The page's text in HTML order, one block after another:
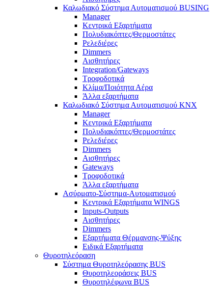
Καλωδιακό Σύστημα Αυτοματισμού BUSING
Manager
Κεντρικά Εξαρτήματα
Πολυδιακόπτες/Θερμοστάτες
Ρελεδιέρες
Dimmers
Αισθητήρες
Integration/Gateways
Τροφοδοτικά
Κλίμα/Ποιότητα Αέρα
Άλλα εξαρτήματα
Καλωδιακό Σύστημα Αυτοματισμού KNX
Manager
Κεντρικά Εξαρτήματα
Πολυδιακόπτες/Θερμοστάτες
Ρελεδιέρες
Dimmers
Αισθητήρες
Gateways
Τροφοδοτικά
Άλλα εξαρτήματα
Ασύρματο-Σύστημα-Αυτοματισμού
Κεντρικά Εξαρτήματα WINGS
Inputs-Outputs
Αισθητήρες
Dimmers
Εξαρτήματα Θέρμανσης-Ψύξης
Ειδικά Εξαρτήματα
Θυροτηλεόραση
Σύστημα Θυροτηλεόρασης BUS
Θυροτηλεοράσεις BUS
Θυροτηλέφωνα BUS